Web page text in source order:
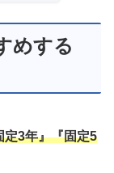
めする
定3年』『固定5